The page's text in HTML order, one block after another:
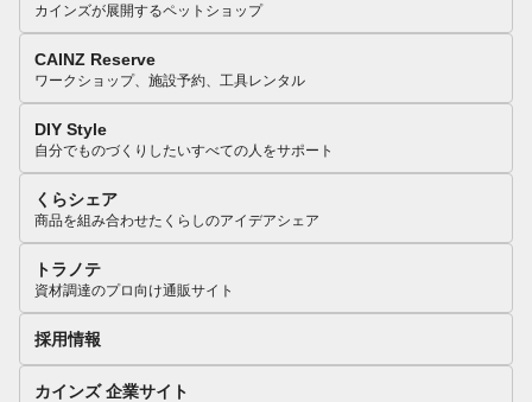
カインズが展開するペットショップ
CAINZ Reserve
ワークショップ、施設予約、工具レンタル
DIY Style
自分でものづくりしたいすべての人をサポート
くらシェア
商品を組み合わせたくらしのアイデアシェア
トラノテ
資材調達のプロ向け通販サイト
採用情報
カインズ 企業サイト